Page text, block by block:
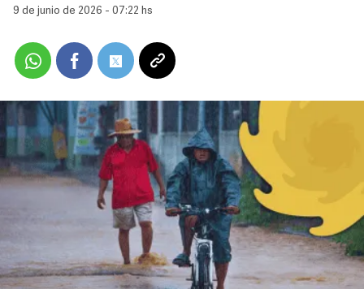
9 de junio de 2026 - 07:22 hs